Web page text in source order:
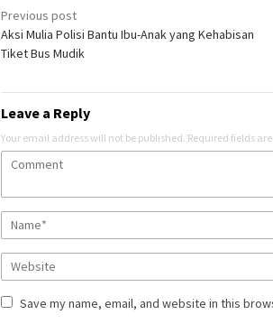
Post
navigation
Previous post
Aksi Mulia Polisi Bantu Ibu-Anak yang Kehabisan
Tiket Bus Mudik
Leave a Reply
Your email address will not be published. Required fields
Save my name, email, and website in this